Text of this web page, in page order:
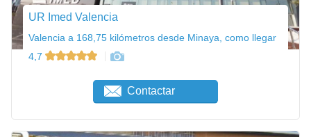
UR Imed Valencia
Valencia a 168,75 kilómetros desde Minaya, como llegar
4,7
Contactar